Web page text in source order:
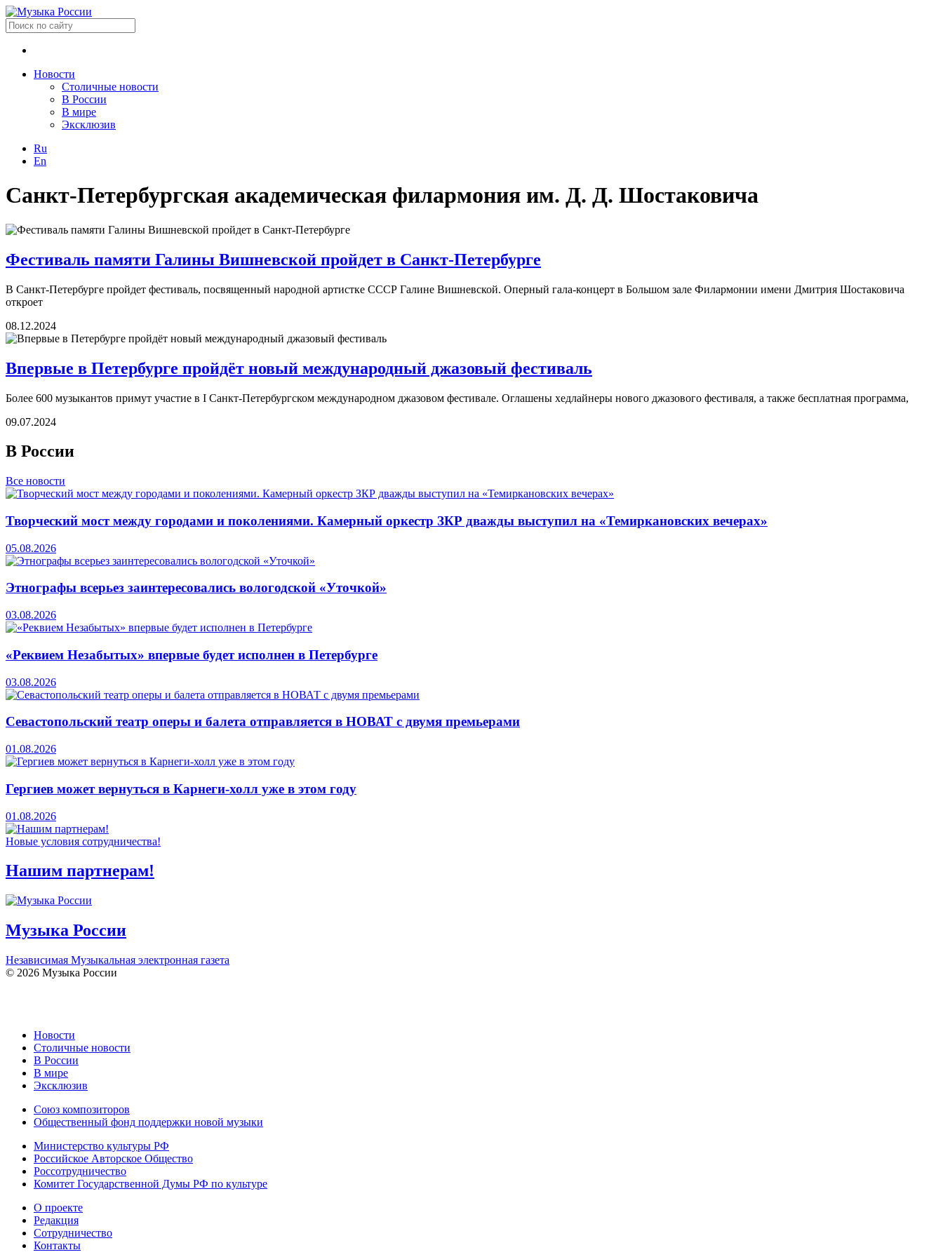
Новости
Столичные новости
В России
В мире
Эксклюзив
Ru
En
Санкт-Петербургская академическая филармония им. Д. Д. Шостаковича
Фестиваль памяти Галины Вишневской пройдет в Санкт-Петербурге
В Санкт-Петербурге пройдет фестиваль, посвященный народной артистке СССР Галине Вишневской. Оперный гала-концерт в Большом зале Филармонии имени Дмитрия Шостаковича
откроет
08.12.2024
Впервые в Петербурге пройдёт новый международный джазовый фестиваль
Более 600 музыкантов примут участие в I Санкт-Петербургском международном джазовом фестивале. Оглашены хедлайнеры нового джазового фестиваля, а также бесплатная программа,
09.07.2024
В России
Все новости
Творческий мост между городами и поколениями. Камерный оркестр ЗКР дважды выступил на «Темиркановских вечерах»
05.08.2026
Этнографы всерьез заинтересовались вологодской «Уточкой»
03.08.2026
«Реквием Незабытых» впервые будет исполнен в Петербурге
03.08.2026
Севастопольский театр оперы и балета отправляется в НОВАТ с двумя премьерами
01.08.2026
Гергиев может вернуться в Карнеги-холл уже в этом году
01.08.2026
Новые условия сотрудничества!
Нашим партнерам!
Музыка России
Независимая Музыкальная электронная газета
© 2026 Музыка России
Новости
Столичные новости
В России
В мире
Эксклюзив
Союз композиторов
Общественный фонд поддержки новой музыки
Министерство культуры РФ
Российское Авторское Общество
Россотрудничество
Комитет Государственной Думы РФ по культуре
О проекте
Редакция
Сотрудничество
Контакты